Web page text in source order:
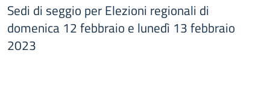
Sedi di seggio per Elezioni regionali di
domenica 12 febbraio e lunedì 13 febbraio
2023